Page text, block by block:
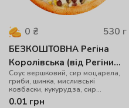
0 ₴ 530 г
БЕЗКОШТОВНА Регіна
Королівська (від Регіни
Савчук)
Cоус вершковий, сир моцарела,
гриби, шинка, мисливські
ковбаски, кукурудза, сир
королівський
0.01 грн